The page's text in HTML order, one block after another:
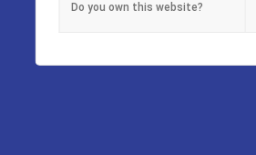
Do you own this website?